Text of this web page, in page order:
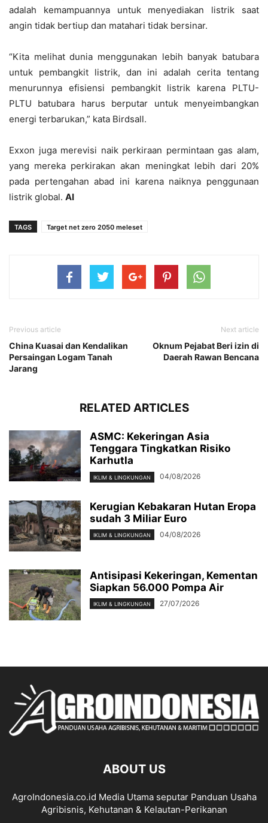
adalah kemampuannya untuk menyediakan listrik saat
angin tidak bertiup dan matahari tidak bersinar.
“Kita melihat dunia menggunakan lebih banyak batubara
untuk pembangkit listrik, dan ini adalah cerita tentang
menurunnya efisiensi pembangkit listrik karena PLTU-
PLTU batubara harus berputar untuk menyeimbangkan
energi terbarukan,” kata Birdsall.
Exxon juga merevisi naik perkiraan permintaan gas alam,
yang mereka perkirakan akan meningkat lebih dari 20%
pada pertengahan abad ini karena naiknya penggunaan
listrik global. AI
TAGS Target net zero 2050 meleset
Previous article
China Kuasai dan Kendalikan
Persaingan Logam Tanah
Jarang
Next article
Oknum Pejabat Beri izin di
Daerah Rawan Bencana
RELATED ARTICLES
ASMC: Kekeringan Asia
Tenggara Tingkatkan Risiko
Karhutla
IKLIM & LINGKUNGAN 04/08/2026
Kerugian Kebakaran Hutan Eropa
sudah 3 Miliar Euro
IKLIM & LINGKUNGAN 04/08/2026
Antisipasi Kekeringan, Kementan
Siapkan 56.000 Pompa Air
IKLIM & LINGKUNGAN 27/07/2026
ABOUT US
AgroIndonesia.co.id Media Utama seputar Panduan Usaha
Agribisnis, Kehutanan & Kelautan-Perikanan